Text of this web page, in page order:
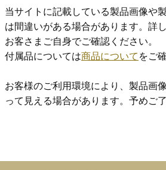
当サイトに記載している製品画像や
は間違いがある場合があります。詳
お客さまご自身でご確認ください。
付属品については商品について をご
お客様のご利用環境により、製品画
って見える場合があります。予めご